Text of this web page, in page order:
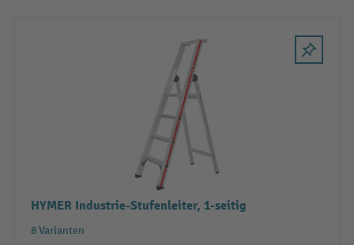
HYMER Industrie-Stufenleiter, 1-seitig
8 Varianten